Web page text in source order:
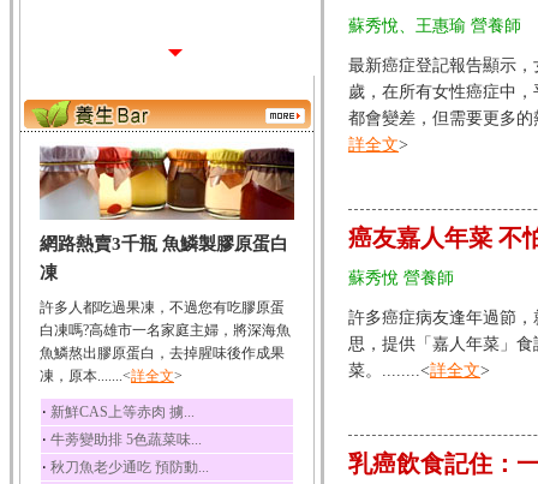
網路熱賣3千瓶 魚鱗製膠原蛋白
凍
許多人都吃過果凍，不過您有吃膠原蛋
白凍嗎?高雄市一名家庭主婦，將深海魚
魚鱗熬出膠原蛋白，去掉腥味後作成果
凍，原本.......<詳全文>
‧ 新鮮CAS上等赤肉 擄...
‧ 牛蒡變助排 5色蔬菜味...
‧ 秋刀魚老少通吃 預防動...
蘇秀悅、王惠瑜 營養師
最新癌症登記報告顯示
歲，在所有女性癌症中
都會變差，但需要更多
詳全文>
癌友嘉人年菜 不
蘇秀悅 營養師
許多癌症病友逢年過節
思，提供「嘉人年菜」
菜。........<詳全文>
乳癌飲食記住：